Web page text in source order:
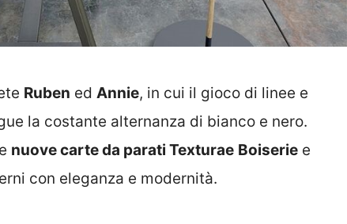
Ruben ed Annie, in cui il gioco di linee e
la costante alternanza di bianco e nero.
nuove carte da parati Texturae Boiserie e
con eleganza e modernità.